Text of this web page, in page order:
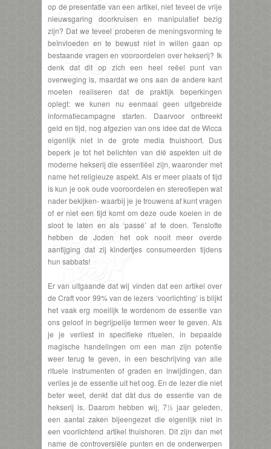
op de presentatie van een artikel, niet teveel de vrije
nieuwsgaring doorkruisen en manipulatief bezig
zijn? Dat we teveel proberen de meningsvorming te
beïnvloeden en te bewust niet in willen gaan op
bestaande vragen en vooroordelen over hekserij? Ik
denk dat dit op zich een heel reëel punt van
overweging is, maardat we ons aan de andere kant
moeten realiseren dat de praktijk beperkingen
oplegt: we kunen nu eenmaal geen uitgebreide
informatiecampagne starten. Daarvoor ontbreekt
geld en tijd, nog afgezien van ons idee dat de Wicca
eigenlijk niet in de grote media thuishoort. Dus
beperk je tot het belichten van díé aspekten uit de
moderne hekserij die essentiëel zijn, waaronder met
name het religieuze aspekt. Als er meer plaats of tijd
is kun je ook oude vooroordelen en stereotiepen wat
nader bekijken- waarbij je je trouwens af kunt vragen
of er niet een tijd komt om deze oude koeien in de
sloot te laten en als ‘passé’ af te doen. Tenslotte
hebben de Joden het ook nooit meer overde
aantijging dat zij kindertjes consumeerden tijdens
hun sabbats!
Er van uitgaande dat wij vinden dat een artikel over
de Craft voor 99% van de lezers ‘voorlichting’ is blijkt
het vaak erg moeilijk te wordenom de essentie van
ons geloof in begrijpelije termen weer te geven. Als
je je verliest in specifieke rituelen, in bepaalde
magische handelingen om een man zijn potentie
weer terug te geven, in een beschrijving van alle
rituele instrumenten of graden en inwijdingen, dan
verlies je de essentie uit het oog. En de lezer die niet
beter weet, denkt dat dàt dus de essentie van de
hekserij is. Daarom hebben wij, 7½ jaar geleden,
een aantal zaken bijeengezet die eigenlijk niet in
een voorlichtend artikel thuishoren. Dit zijn dan met
name de controversiële punten en de onderwerpen